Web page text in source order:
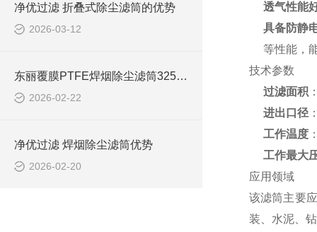
净优过滤 折叠式除尘滤筒的优势
2026-03-12
东丽覆膜PTFE焊烟除尘滤筒325*900
2026-02-22
净优过滤 焊烟除尘滤筒优势
2026-02-20
透气性能
具备防静
等性能，
技术参数
过滤面积
进出口径
工作温度
工作最大
应用领域
该滤筒主要
装、水泥、